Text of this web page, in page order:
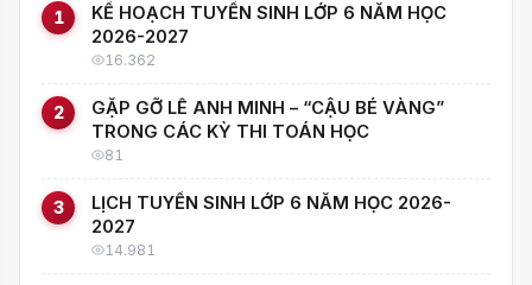
1
KẾ HOẠCH TUYỂN SINH LỚP 6 NĂM HỌC
2026-2027
16.362
2
GẶP GỠ LÊ ANH MINH – “CẬU BÉ VÀNG”
TRONG CÁC KỲ THI TOÁN HỌC
81
3
LỊCH TUYỂN SINH LỚP 6 NĂM HỌC 2026-
2027
14.981